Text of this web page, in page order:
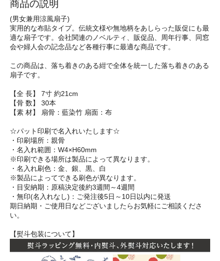
商品の説明
(男女兼用涼風扇子)
実用的な布貼タイプ。伝統文様や無地柄をあしらった販促にも最
適な扇子です。会社関連のノベルティ、販促品、周年行事、同窓
会や婦人会の記念品など各種行事に最適な商品です。
この商品は、落ち着きのある紺で全体を統一した落ち着きのある
扇子です。
【全 長】 7寸 約21cm
【骨 数】 30本
【素 材】 扇骨：藍染竹 扇面：布
☆パット印刷で名入れいたします☆
・印刷場所：親骨
・名入れ範囲：W4×H60mm
※印刷できる場所は製品によって異なります。
・名入れ刷色：金、銀、黒、白
※製品によってできる刷色が異なります。
・目安納期：原稿決定後約3週間～4週間
・無印(名入れなし)：ご発注後5日～10日以内に発送
期日納期・ご使用日などございましたらお気軽にご相談くださ
い。
【熨斗包装について】